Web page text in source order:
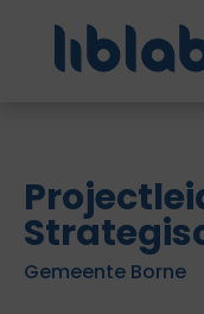
Gemeente Borne